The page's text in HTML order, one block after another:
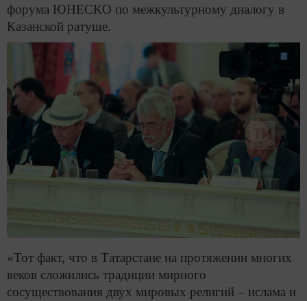
форума ЮНЕСКО по межкультурному диалогу в
Казанской ратуше.
«Тот факт, что в Татарстане на протяжении многих
веков сложились традиции мирного
сосуществования двух мировых религий – ислама и